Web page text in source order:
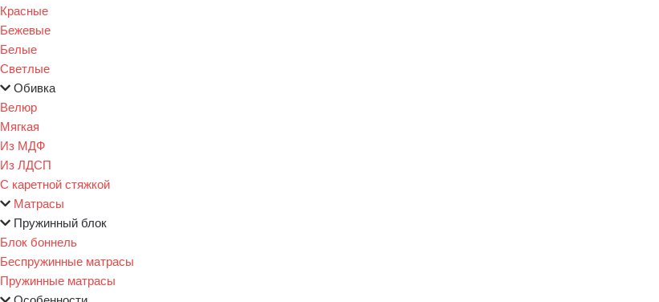
Красные
Бежевые
Белые
Светлые
Обивка
Велюр
Мягкая
Из МДФ
Из ЛДСП
С каретной стяжкой
Матрасы
Пружинный блок
Блок боннель
Беспружинные матрасы
Пружинные матрасы